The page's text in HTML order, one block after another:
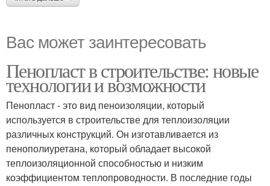
Вас может заинтересовать
Пенопласт в строительстве: новые
технологии и возможности
Пенопласт - это вид пеноизоляции, который
используется в строительстве для теплоизоляции
различных конструкций. Он изготавливается из
пенополиуретана, который обладает высокой
теплоизоляционной способностью и низким
коэффициентом теплопроводности. В последние годы